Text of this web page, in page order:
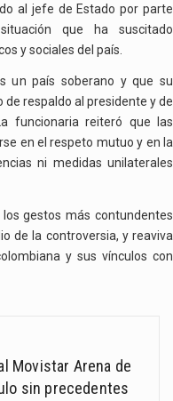
al jefe de Estado por parte
que ha suscitado
y sociales del país.
un país soberano y que su
de respaldo al presidente y de
funcionaria reiteró que las
en el respeto mutuo y en la
ni medidas unilaterales
gestos más contundentes
de la controversia, y reaviva
y sus vínculos con
Movistar Arena de
sin precedentes